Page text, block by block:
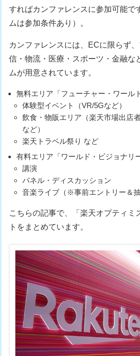
すればカンファレンスに参加可能
ムは参加条件あり）。
カンファレンスには、ECに限らず
信・物流・医療・スポーツ・金融な
ムが用意されています。
無料エリア「フューチャー・ワール
体験型イベント（VR/5Gなど）
飲食・物販エリア（楽天市場出店
など）
楽天トラベル祭り など
有料エリア「ワールド・ビジョナリ
講演
パネル・ディスカッション
音楽ライブ（※事前エントリー＆抽
こちらの記事で、「楽天オプティミ
トをまとめています。